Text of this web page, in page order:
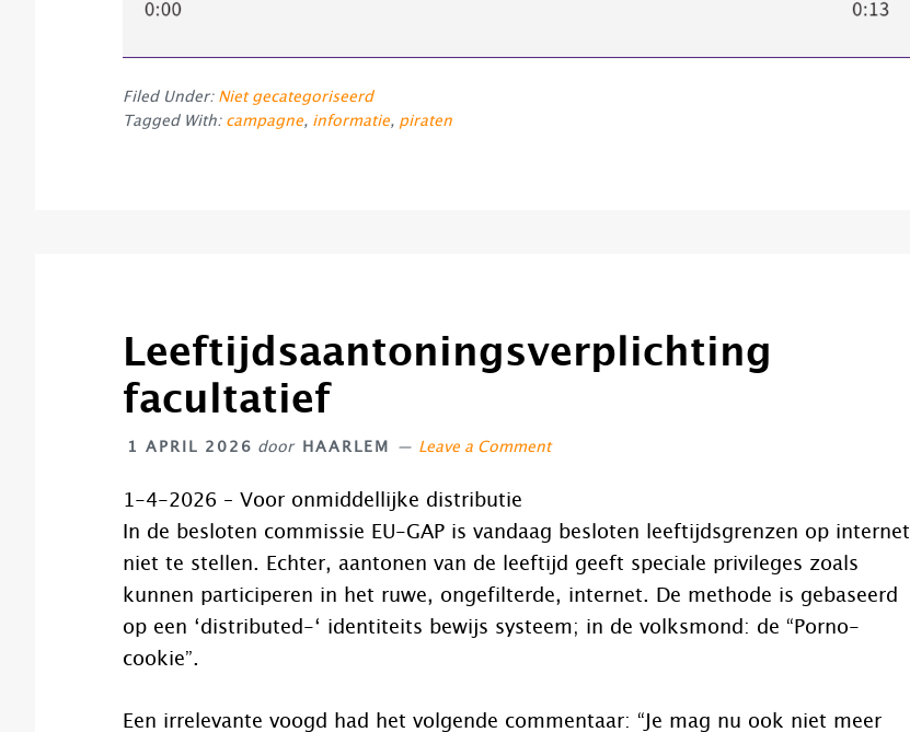
Filed Under: Niet gecategoriseerd
Tagged With: campagne, informatie, piraten
Leeftijdsaantoningsverplichting
facultatief
1 APRIL 2026 door HAARLEM Leave a Comment
1-4-2026 – Voor onmiddellijke distributie
In de besloten commissie EU-GAP is vandaag besloten leeftijdsgrenzen op internet
niet te stellen. Echter, aantonen van de leeftijd geeft speciale privileges zoals
kunnen participeren in het ruwe, ongefilterde, internet. De methode is gebaseerd
op een ‘distributed-‘ identiteits bewijs systeem; in de volksmond: de “Porno-
cookie”.
Een irrelevante voogd had het volgende commentaar: “Je mag nu ook niet meer